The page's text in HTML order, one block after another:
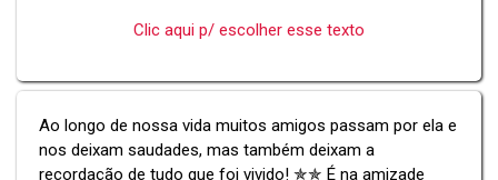
Clic aqui p/ escolher esse texto
Ao longo de nossa vida muitos amigos passam por ela e
nos deixam saudades, mas também deixam a
recordação de tudo que foi vivido! ✯✯ É na amizade